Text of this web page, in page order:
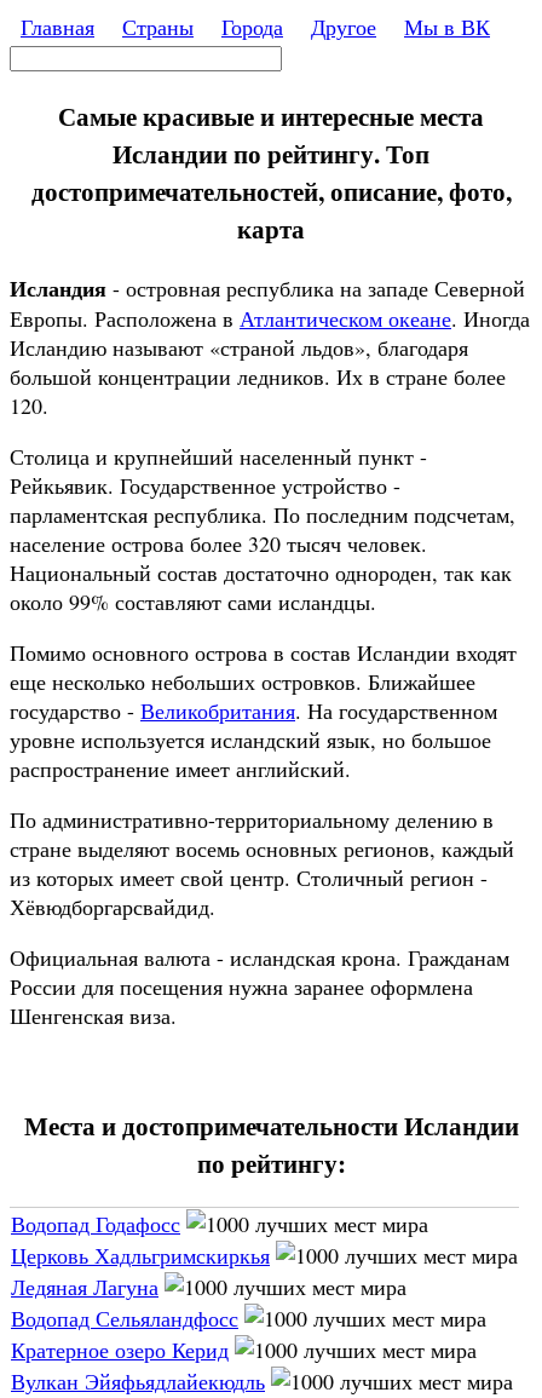
Перейти к основному содержанию
Главная Страны Города Другое Мы в ВК
Поиск
Самые красивые и интересные места
Исландии по рейтингу. Топ
достопримечательностей, описание, фото,
карта
Исландия - островная республика на западе Северной
Европы. Расположена в Атлантическом океане. Иногда
Исландию называют «страной льдов», благодаря
большой концентрации ледников. Их в стране более
120.
Столица и крупнейший населенный пункт -
Рейкьявик. Государственное устройство -
парламентская республика. По последним подсчетам,
население острова более 320 тысяч человек.
Национальный состав достаточно однороден, так как
около 99% составляют сами исландцы.
Помимо основного острова в состав Исландии входят
еще несколько небольших островков. Ближайшее
государство - Великобритания. На государственном
уровне используется исландский язык, но большое
распространение имеет английский.
По административно-территориальному делению в
стране выделяют восемь основных регионов, каждый
из которых имеет свой центр. Столичный регион -
Хёвюдборгарсвайдид.
Официальная валюта - исландская крона. Гражданам
России для посещения нужна заранее оформлена
Шенгенская виза.
Места и достопримечательности Исландии
по рейтингу:
Водопад Годафосс
Церковь Хадльгримскиркья
Ледяная Лагуна
Водопад Сельяландфосс
Кратерное озеро Керид
Вулкан Эйяфьядлайекюдль